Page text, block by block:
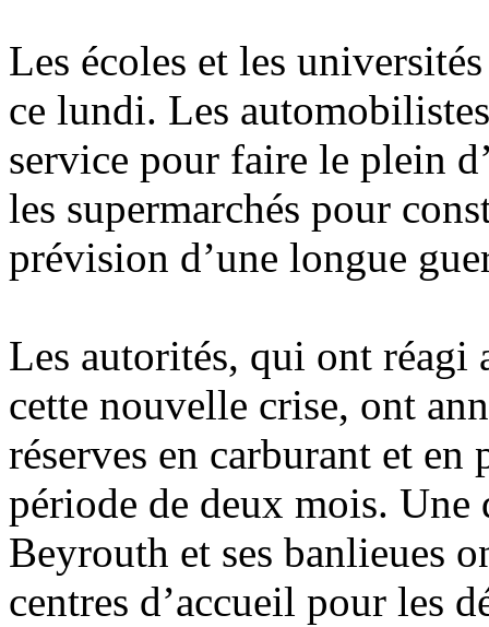
Les écoles et les
ce lundi. Les
service pour faire le plein
les supermarchés pour
prévision d’une longue
Les autorités, qui ont réagi
cette nouvelle crise, ont
réserves en carburant et
période de deux mois. Une
Beyrouth et ses banlieues
centres d’accueil pour les